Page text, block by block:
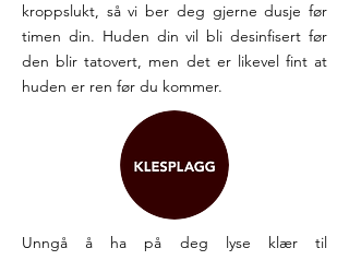
kroppslukt, så vi ber deg gjerne dusje før
timen din. Huden din vil bli desinfisert før
den blir tatovert, men det er likevel fint at
huden er ren før du kommer.
Unngå å ha på deg lyse klær til